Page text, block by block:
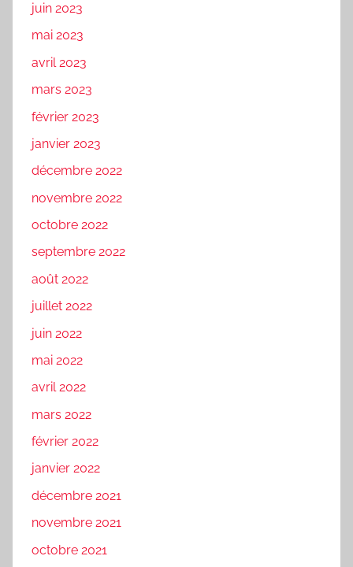
juin 2023
mai 2023
avril 2023
mars 2023
février 2023
janvier 2023
décembre 2022
novembre 2022
octobre 2022
septembre 2022
août 2022
juillet 2022
juin 2022
mai 2022
avril 2022
mars 2022
février 2022
janvier 2022
décembre 2021
novembre 2021
octobre 2021